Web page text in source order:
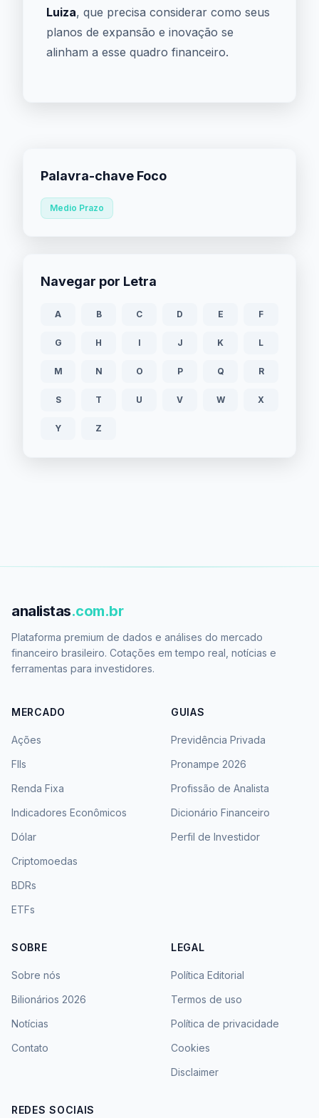
Luiza, que precisa considerar como seus
planos de expansão e inovação se
alinham a esse quadro financeiro.
Palavra-chave Foco
Medio Prazo
Navegar por Letra
A B C D E F
G H I J K L
M N O P Q R
S T U V W X
Y Z
analistas.com.br
Plataforma premium de dados e análises do mercado
financeiro brasileiro. Cotações em tempo real, notícias e
ferramentas para investidores.
MERCADO
Ações
FIIs
Renda Fixa
Indicadores Econômicos
Dólar
Criptomoedas
BDRs
ETFs
GUIAS
Previdência Privada
Pronampe 2026
Profissão de Analista
Dicionário Financeiro
Perfil de Investidor
SOBRE
Sobre nós
Bilionários 2026
Notícias
Contato
LEGAL
Política Editorial
Termos de uso
Política de privacidade
Cookies
Disclaimer
REDES SOCIAIS